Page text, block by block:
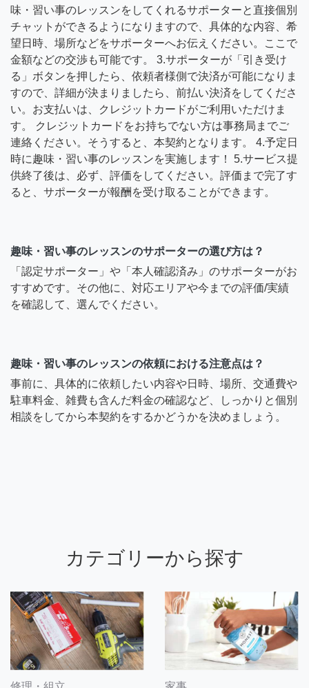
味・習い事のレッスンをしてくれるサポーターと直接個別
チャットができるようになりますので、具体的な内容、希
望日時、場所などをサポーターへお伝えください。ここで
金額などの交渉も可能です。 3.サポーターが「引き受け
る」ボタンを押したら、依頼者様側で決済が可能になりま
すので、詳細が決まりましたら、前払い決済をしてくださ
い。お支払いは、クレジットカードがご利用いただけま
す。 クレジットカードをお持ちでない方は事務局までご
連絡ください。そうすると、本契約となります。 4.予定日
時に趣味・習い事のレッスンを実施します！ 5.サービス提
供終了後は、必ず、評価をしてください。評価まで完了す
ると、サポーターが報酬を受け取ることができます。
趣味・習い事のレッスンのサポーターの選び方は？
「認定サポーター」や「本人確認済み」のサポーターがお
すすめです。その他に、対応エリアや今までの評価/実績
を確認して、選んでください。
趣味・習い事のレッスンの依頼における注意点は？
事前に、具体的に依頼したい内容や日時、場所、交通費や
駐車料金、雑費も含んだ料金の確認など、しっかりと個別
相談をしてから本契約をするかどうかを決めましょう。
カテゴリーから探す